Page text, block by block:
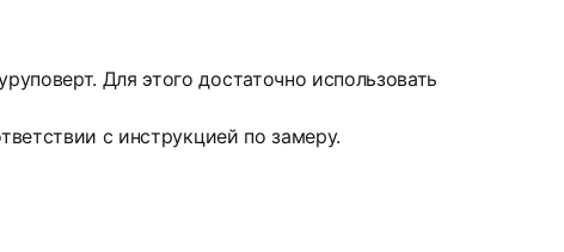
Для этого достаточно использовать
с инструкцией по замеру.